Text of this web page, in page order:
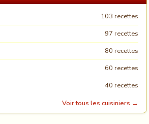
103 recettes
97 recettes
80 recettes
60 recettes
40 recettes
Voir tous les cuisiniers →